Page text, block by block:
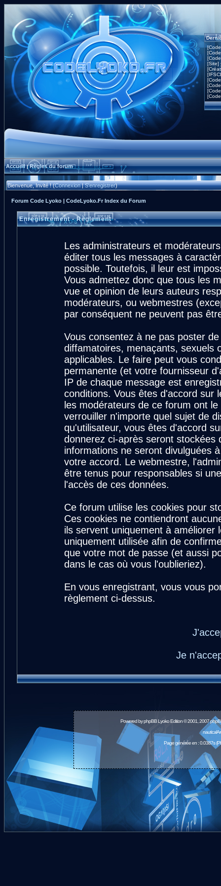
[Site]
Accueil|Règles du forum
Bienvenue, Invité ! (Connexion|S'enregistrer)
Forum Code Lyoko | CodeLyoko.Fr Index du Forum
Enregistrement - Règlement
Les administrateurs et
éditer tous les messages à
possible. Toutefois, il leur est
Vous admettez donc que tous les
vue et opinion de leurs auteurs
modérateurs, ou webmestres
par conséquent ne peuvent pas
Vous consentez à ne pas poster
diffamatoires, menaçants, sexuels
applicables. Le faire peut vous
permanente (et votre fournisseur
IP de chaque message est
conditions. Vous êtes d'accord sur
les modérateurs de ce forum ont
verrouiller n'importe quel sujet de
qu'utilisateur, vous êtes d'accord
donnerez ci-après seront stockées
informations ne seront divulguées
votre accord. Le webmestre,
être tenus pour responsables si
l'accès de ces données.
Ce forum utilise les cookies pour
Ces cookies ne contiendront
ils servent uniquement à
uniquement utilisée afin de
que votre mot de passe (et aussi
dans le cas où vous l'oublieriez).
En vous enregistrant, vous vous
règlement ci-dessus.
Je
Powered byphpBBLyoko Edition © 2001, 2007
Page générée en : 0.0387s